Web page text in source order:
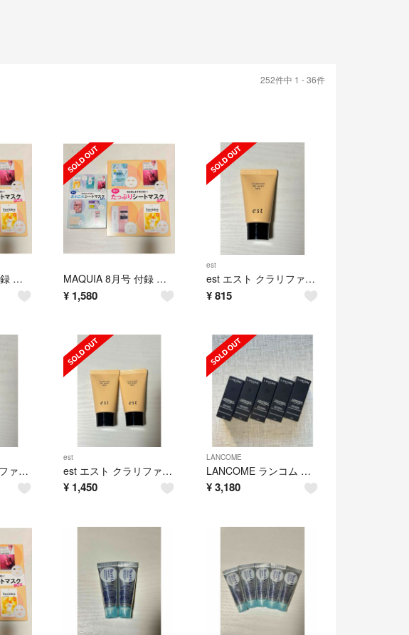
252件中 1 - 36件
MAQUIA 8月号 付録 シートマスク8種類17枚セット 通常版 特別版 MAQUIA 8月号 付録 シートマスク8種類17枚セット 通常版 特別版
¥ 1,580
est
est エスト クラリファイイング ジェルウォッシュ MED 23g
¥815
est エスト クラリファイイング ジェルウォッシュ MED 23g
est
est エスト クラリファイイング ジェルウォッシュ MED 2本
¥ 1,450
LANCOME
LANCOME ランコム ジェニフィック アルティメ セラム.7ml×5
¥3,180